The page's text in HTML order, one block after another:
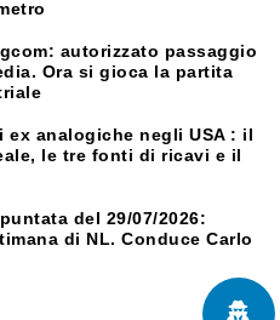
autorizzato passaggio
Ora si gioca la partita
ex analogiche negli USA : il
le tre fonti di ricavi e il
del 29/07/2026:
di NL. Conduce Carlo